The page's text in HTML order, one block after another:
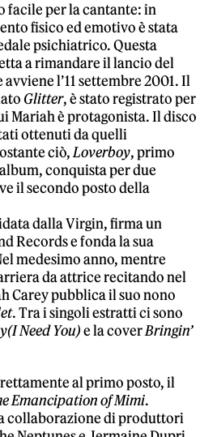
facile per la cantante: in
fisico ed emotivo è stata
psichiatrico. Questa
a rimandare il lancio del
l’11 settembre 2001. Il
Glitter, è stato registrato per
Mariah è protagonista. Il disco
ottenuti da quelli
ciò,Loverboy, primo
conquista per due
il secondo posto della
dalla Virgin, firma un
Records e fonda la sua
medesimo anno, mentre
da attrice recitando nel
Carey pubblica il suo nono
. Tra i singoli estratti ci sono
(I Need You)e la coverBringin’
al primo posto, il
Emancipation of Mimi.
collaborazione di produttori